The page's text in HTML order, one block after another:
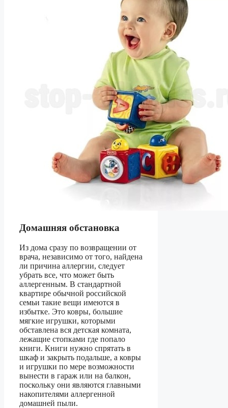
Домашняя обстановка
Из дома сразу по возвращении от
врача, независимо от того, найдена
ли причина аллергии, следует
убрать все, что может быть
аллергенным. В стандартной
квартире обычной российской
семьи такие вещи имеются в
избытке. Это ковры, большие
мягкие игрушки, которыми
обставлена вся детская комната,
лежащие стопками где попало
книги. Книги нужно спрятать в
шкаф и закрыть подальше, а ковры
и игрушки по мере возможности
вынести в гараж или на балкон,
поскольку они являются главными
накопителями аллергенной
домашней пыли.